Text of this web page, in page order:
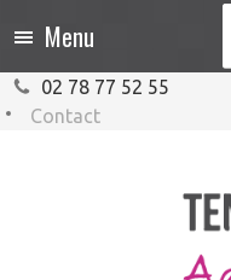
Menu
02 78 77 52 55
Contact